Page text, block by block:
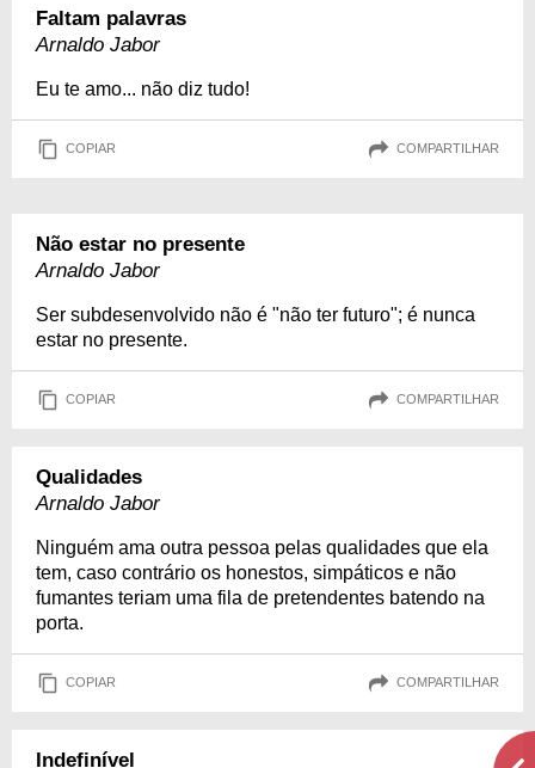
Faltam palavras
Arnaldo Jabor
Eu te amo... não diz tudo!
COPIAR COMPARTILHAR
Não estar no presente
Arnaldo Jabor
Ser subdesenvolvido não é "não ter futuro"; é nunca
estar no presente.
COPIAR COMPARTILHAR
Qualidades
Arnaldo Jabor
Ninguém ama outra pessoa pelas qualidades que ela
tem, caso contrário os honestos, simpáticos e não
fumantes teriam uma fila de pretendentes batendo na
porta.
COPIAR COMPARTILHAR
Indefinível